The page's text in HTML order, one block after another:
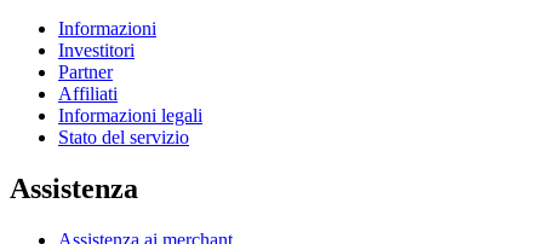
Informazioni
Investitori
Partner
Affiliati
Informazioni legali
Stato del servizio
Assistenza
Assistenza ai merchant